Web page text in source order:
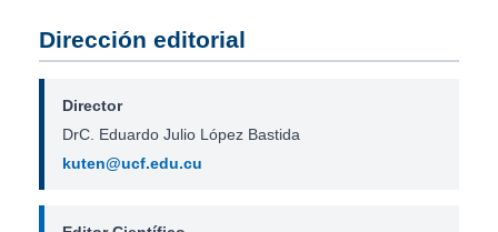
Dirección editorial
Director
DrC. Eduardo Julio López Bastida
kuten@ucf.edu.cu